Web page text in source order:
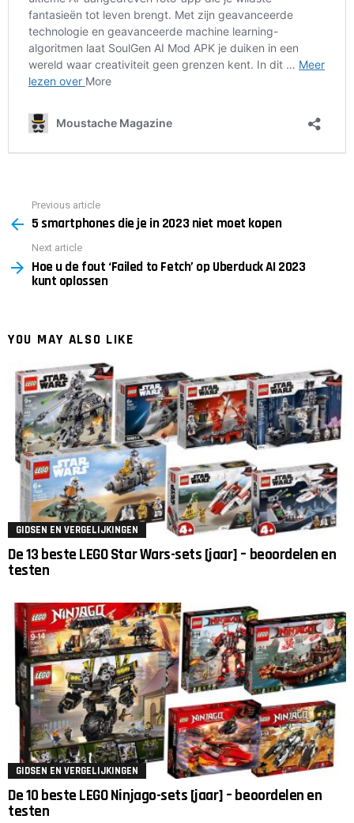
more
Previous article
5 smartphones die je in 2023 niet moet kopen
Next article
Hoe u de fout ‘Failed to Fetch’ op Uberduck AI 2023
kunt oplossen
YOU MAY ALSO LIKE
GIDSEN EN VERGELIJKINGEN
De 13 beste LEGO Star Wars-sets [jaar] – beoordelen en
testen
GIDSEN EN VERGELIJKINGEN
De 10 beste LEGO Ninjago-sets [jaar] – beoordelen en
testen